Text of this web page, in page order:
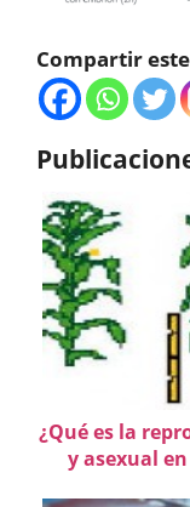
Compartir
¿Qué es la
y asexual